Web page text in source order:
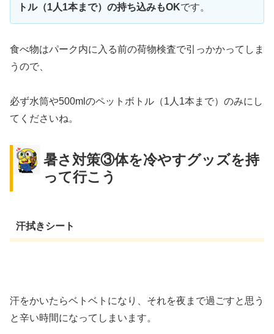
トル（1人1本まで）の持ち込みもOKです。
食べ物はパーク内に入る前の荷物検査で引っかかってしま
うので、
必ず水筒や500mlのペットボトル（1人1本まで）のみにし
てくださいね。
暑さ対策③体を冷やすグッズを持
って行こう
汗拭きシート
汗をかいたらベトベトになり、それを夜まで過ごすと思う
と辛い時間になってしまいます。